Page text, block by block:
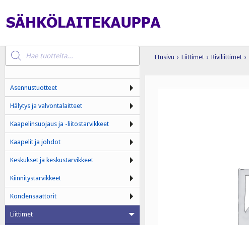
Etusivu › Liittimet › Riviliittimet ›
Products
search
Asennustuotteet
Hälytys ja valvontalaitteet
Kaapelinsuojaus ja -liitostarvikkeet
Kaapelit ja johdot
Keskukset ja keskustarvikkeet
Kiinnitystarvikkeet
Kondensaattorit
Liittimet